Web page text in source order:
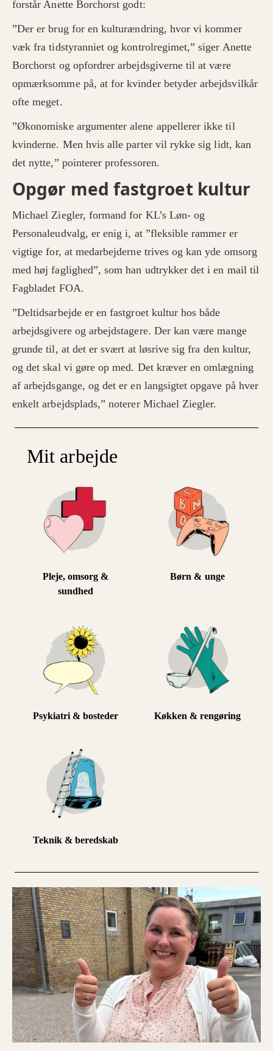
forstår Anette Borchorst godt:
”Der er brug for en kulturændring, hvor vi kommer
væk fra tidstyranniet og kontrolregimet,” siger Anette
Borchorst og opfordrer arbejdsgiverne til at være
opmærksomme på, at for kvinder betyder arbejdsvilkår
ofte meget.
”Økonomiske argumenter alene appellerer ikke til
kvinderne. Men hvis alle parter vil rykke sig lidt, kan
det nytte,” pointerer professoren.
Opgør med fastgroet kultur
Michael Ziegler, formand for KL’s Løn- og
Personaleudvalg, er enig i, at ”flek­sible rammer er
vigtige for, at medarbejderne trives og kan yde omsorg
med høj faglighed”, som han udtrykker det i en mail til
Fagbladet FOA.
”Deltidsarbejde er en fastgroet kultur hos både
arbejdsgivere og arbejdstagere. Der kan være mange
grunde til, at det er svært at løsrive sig fra den kultur,
og det skal vi gøre op med. Det kræver en omlægning
af arbejdsgange, og det er en langsigtet opgave på hver
enkelt arbejdsplads,” noterer Michael Ziegler.
Mit arbejde
Pleje, omsorg &
sundhed
Børn & unge
Psykiatri & bosteder Køkken & rengøring
Teknik & beredskab